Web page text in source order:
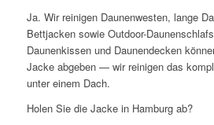
Ja. Wir reinigen Daunenwesten, lange
Bettjacken sowie Outdoor-
Daunenkissen und Daunendecken
Jacke abgeben — wir reinigen das
unter einem Dach.
Holen Sie die Jacke in Hamburg ab?